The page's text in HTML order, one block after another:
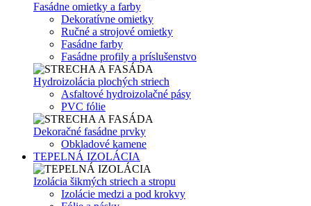
Fasádne omietky a farby
Dekoratívne omietky
Ručné a strojové omietky
Fasádne farby
Fasádne profily a príslušenstvo
Hydroizolácia plochých striech
Asfaltové hydroizolačné pásy
PVC fólie
Dekoračné fasádne prvky
Obkladové kamene
TEPELNÁ IZOLÁCIA
Izolácia šikmých striech a stropu
Izolácie medzi a pod krokvy